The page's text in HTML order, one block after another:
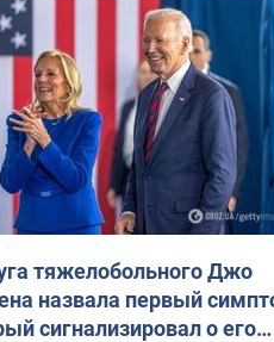
тяжелобольного Джо
назвала первый
сигнализировал о его